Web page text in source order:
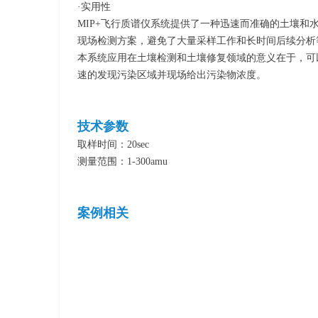
·实用性
MIP+飞行质谱仪系统提供了一种迅速而准确的土壤和
现场检测方案，避免了大量采样工作和长时间后续分析
本系统应用在土壤检测和土壤修复领域的意义在于，可
速的发现污染区域并现场给出污染物浓度。
技术参数
取样时间：20sec
测量范围：1-300amu
案例相关